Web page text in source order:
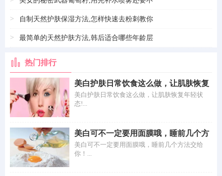
> 自制天然护肤保湿方法,怎样快速去粉刺教你
> 最简单的天然护肤方法,韩后适合哪些年龄层
热门排行
美白护肤日常饮食这么做，让肌肤恢复
年轻状
美白护肤日常饮食这么做，让肌肤恢复年轻状
态!...
美白可不一定要用面膜哦，睡前几个方
法交给
美白可不一定要用面膜哦，睡前几个方法交给
你！...